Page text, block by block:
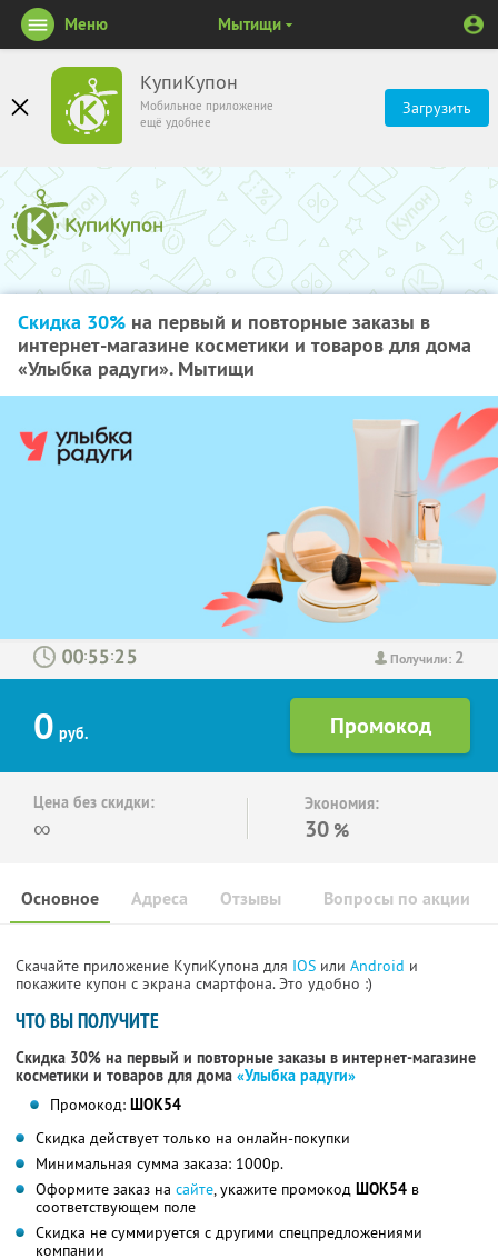
КупиКупон
Мобильное приложение
ещё удобнее
Загрузить
Меню Мытищи
Скидка 30% на первый и повторные заказы в
интернет-магазине косметики и товаров для дома
«Улыбка радуги». Мытищи
Получили: 2
: :
0 руб.
Цена без скидки:
∞
Экономия:
30 %
Основное Отзывы Вопросы по акции
Адреса
Скачайте приложение КупиКупона для IOS или Android и
покажите купон с экрана смартфона. Это удобно :)
ЧТО ВЫ ПОЛУЧИТЕ
Скидка 30% на первый и повторные заказы в интернет-магазине
косметики и товаров для дома «Улыбка радуги»
Промокод: ШОК54
Скидка действует только на онлайн-покупки
Минимальная сумма заказа: 1000р.
Оформите заказ на сайте, укажите промокод ШОК54 в
соответствующем поле
Скидка не суммируется с другими спецпредложениями
компании